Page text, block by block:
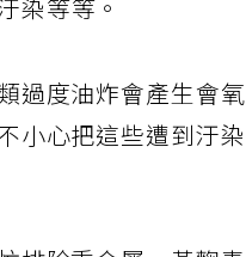
汙染等等。
過度油炸會產生會氧
小心把這些遭到汙染